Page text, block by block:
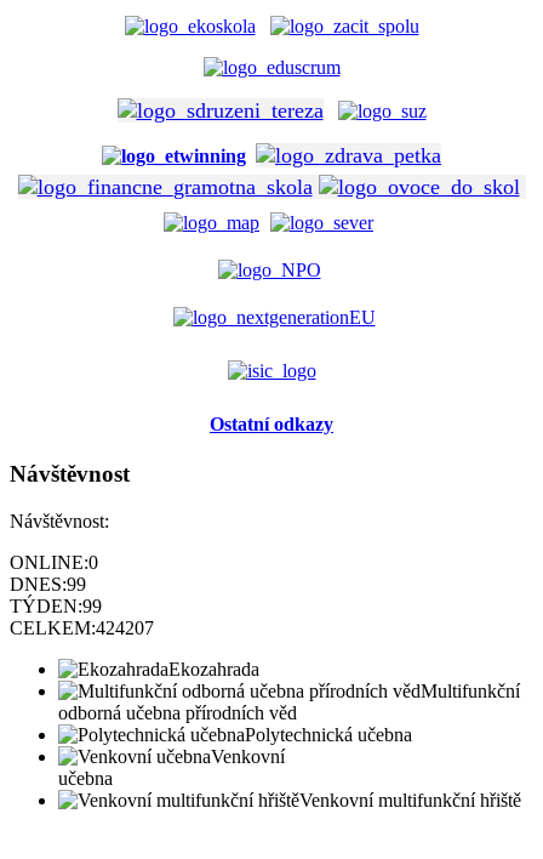
Ostatní odkazy
Návštěvnost
Návštěvnost:
ONLINE:0
DNES:99
TÝDEN:99
CELKEM:424207
Ekozahrada
Multifunkční
odborná učebna přírodních věd
Polytechnická učebna
Venkovní
učebna
Venkovní multifunkční hřiště